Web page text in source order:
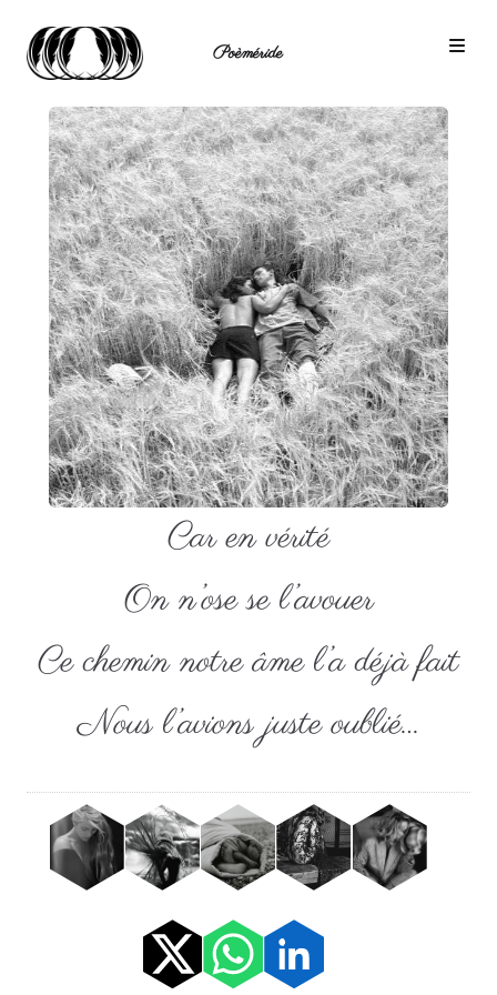
Poèméride
Car en vérité
On n’ose se l’avouer
Ce chemin notre âme l’a déjà fait
Nous l’avions juste oublié…